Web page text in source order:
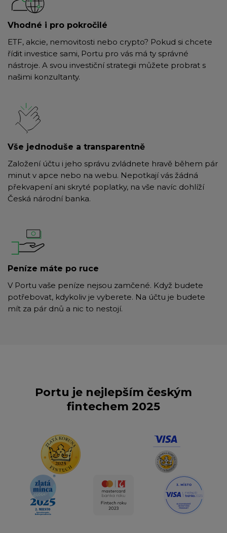
Vhodné i pro pokročilé
ETF, akcie, nemovitosti nebo crypto? Pokud si chcete
řídit investice sami, Portu pro vás má ty správné
nástroje. A svou investiční strategii můžete probrat s
našimi konzultanty.
Vše jednoduše a transparentně
Založení účtu i jeho správu zvládnete hravě během pár
minut v apce nebo na webu. Nepotkají vás žádná
překvapení ani skryté poplatky, na vše navíc dohlíží
Česká národní banka.
Peníze máte po ruce
V Portu vaše peníze nejsou zamčené. Když budete
potřebovat, kdykoliv je vyberete. Na účtu je budete
mít za pár dnů a nic to nestojí.
Portu je nejlepším českým
fintechem 2025